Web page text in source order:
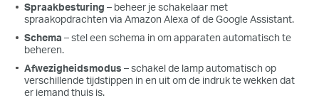
Spraakbesturing – beheer je schakelaar met
spraakopdrachten via Amazon Alexa of de Google Assistant.
Schema – stel een schema in om apparaten automatisch te
beheren.
Afwezigheidsmodus – schakel de lamp automatisch op
verschillende tijdstippen in en uit om de indruk te wekken dat
er iemand thuis is.